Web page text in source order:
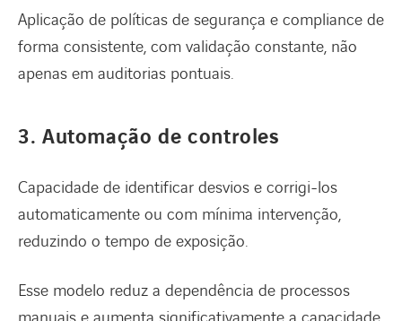
Aplicação de políticas de segurança e compliance de
forma consistente, com validação constante, não
apenas em auditorias pontuais.
3. Automação de controles
Capacidade de identificar desvios e corrigi-los
automaticamente ou com mínima intervenção,
reduzindo o tempo de exposição.
Esse modelo reduz a dependência de processos